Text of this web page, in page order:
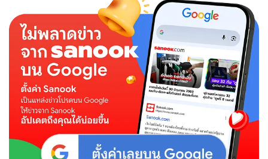
ถึง
ปารีส
ภรรยา
แอบ
ของ
กระเป๋า
เจอ